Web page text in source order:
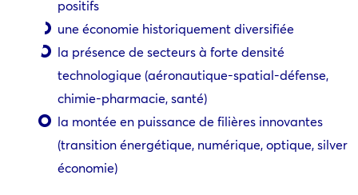
positifs
une économie historiquement diversifiée
la présence de secteurs à forte densité
technologique (aéronautique-spatial-défense,
chimie-pharmacie, santé)
la montée en puissance de filières innovantes
(transition énergétique, numérique, optique, silver
économie)